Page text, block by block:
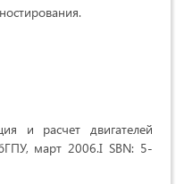
и расчет двигателей
март 2006.I SBN: 5-